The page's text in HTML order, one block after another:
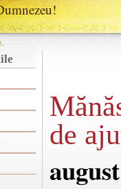
de